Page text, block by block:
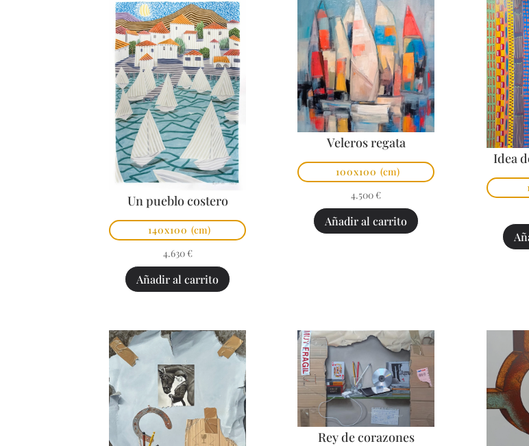
Un pueblo costero
140x100 (cm)
4.630 €
Añadir al carrito
Veleros regata
100x100 (cm)
4.500 €
Añadir al carrito
Idea
Rey de corazones